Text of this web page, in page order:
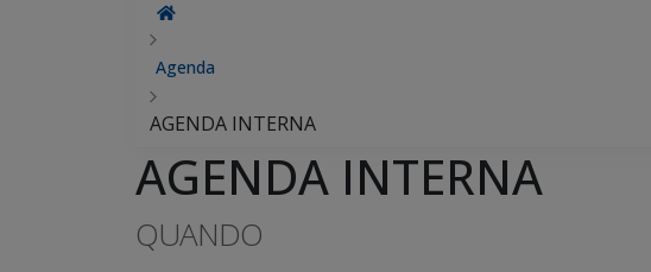
Agenda
AGENDA INTERNA
AGENDA INTERNA
QUANDO